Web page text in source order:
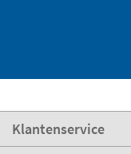
Klantenservice